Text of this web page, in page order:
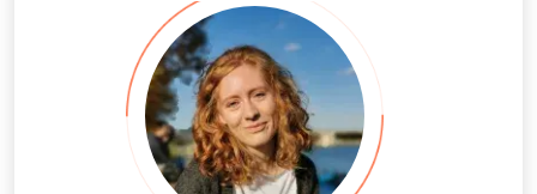
Anforderungen der Studierenden gestalten und die
Wissensvermittlung durch panhispanischen Bezug
und anwendungs-bezogenen Unterricht verbessern.
 Erfolgreiche Begleitung von Schülern verschiedener
Nationalitäten im Spanischen von den ersten
Grundlagen bis zum Niveau B2 (Gemeinsamer
Europäischer Referenzrahmen).